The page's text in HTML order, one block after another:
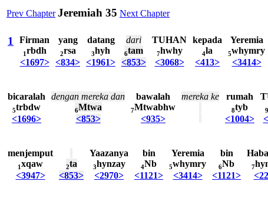
Prev Chapter Jeremiah 35 Next Chapter
1 Firman
1rbdh
<1697>
yang
2rsa
<834>
datang
3hyh
<1961>
dari
6tam
<853>
TUHAN
7hwhy
<3068>
kepada
4la
<413>
Yeremia
5whymry
<3414>
bicaralah
5trbdw
<1696>
dengan mereka dan
6Mtwa
<853>
bawalah
7Mtwabhw
<935>
mereka ke rumah
8tyb
<1004>
9
menjemput
1xqaw
<3947>
2ta
<853>
Yaazanya
3hynzay
<2970>
bin
4Nb
<1121>
Yeremia
5whymry
<3414>
bin
6Nb
<1121>
7